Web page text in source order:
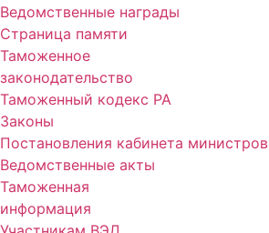
Ведомственные награды
Страница памяти
Таможенное
законодательство
Таможенный кодекс РА
Законы
Постановления кабинета министров
Ведомственные акты
Таможенная
информация